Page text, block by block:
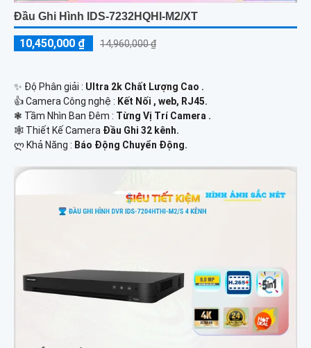
Đầu Ghi Hình IDS-7232HQHI-M2/XT
10,450,000 ₫ 14,960,000 ₫
✨ Độ Phân giải : Ultra 2k Chất Lượng Cao .
👍 Camera Công nghệ : Kết Nối , web, RJ45.
❃ Tầm Nhìn Ban Đêm : Từng Vị Trí Camera .
🕸️ Thiết Kế Camera Đầu Ghi 32 kênh.
️ლ Khả Năng : Báo Động Chuyển Động.